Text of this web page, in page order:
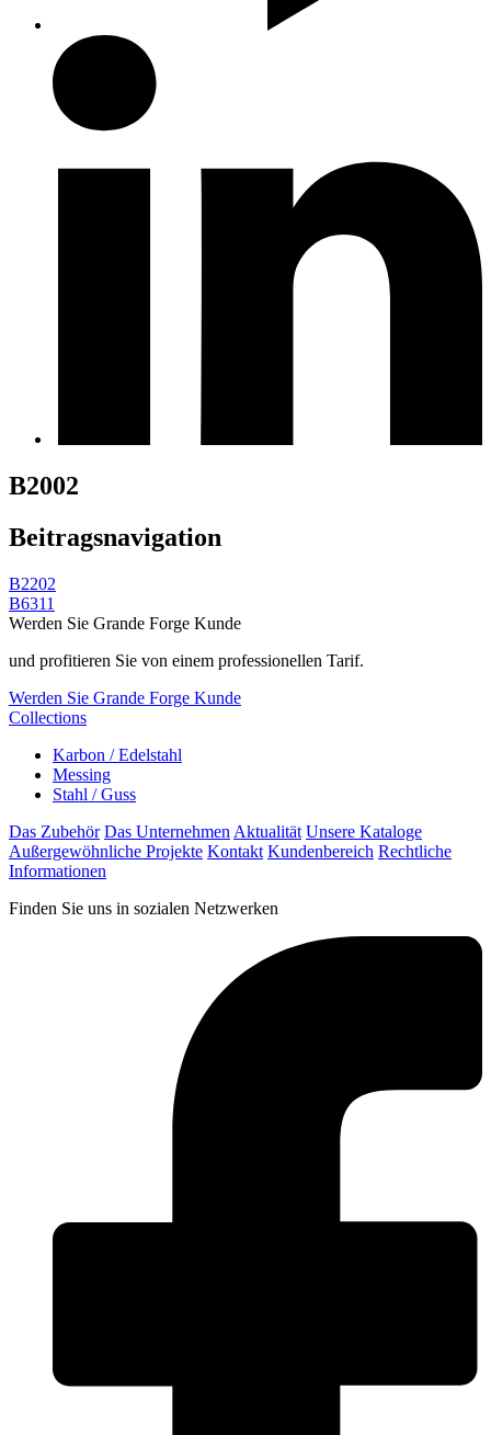
B2002
Beitragsnavigation
B2202
B6311
Werden Sie Grande Forge Kunde
und profitieren Sie von einem professionellen Tarif.
Werden Sie Grande Forge Kunde
Collections
Karbon / Edelstahl
Messing
Stahl / Guss
Das Zubehör Das Unternehmen Aktualität Unsere Kataloge
Außergewöhnliche Projekte Kontakt Kundenbereich Rechtliche
Informationen
Finden Sie uns in sozialen Netzwerken